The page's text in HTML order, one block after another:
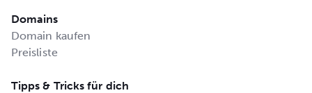
Domains
Domain kaufen
Preisliste
Tipps & Tricks für dich